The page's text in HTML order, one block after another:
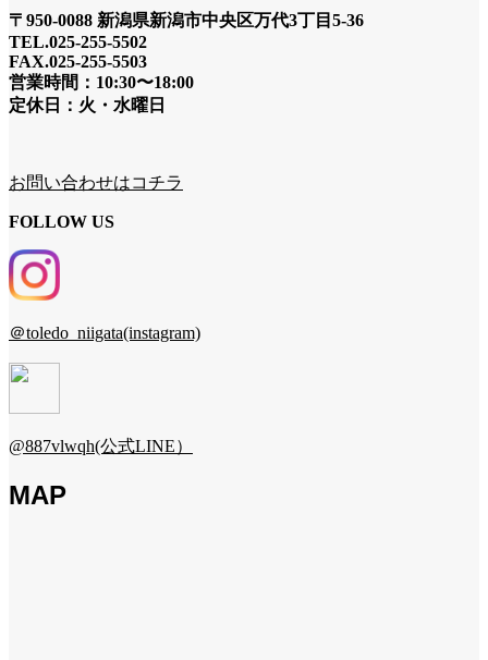
〒950-0088 新潟県新潟市中央区万代3丁目5-36
TEL.025-255-5502
FAX.025-255-5503
営業時間：10:30〜18:00
定休日：火・水曜日
お問い合わせはコチラ
FOLLOW US
＠toledo_niigata(instagram)
@887vlwqh(公式LINE）
MAP